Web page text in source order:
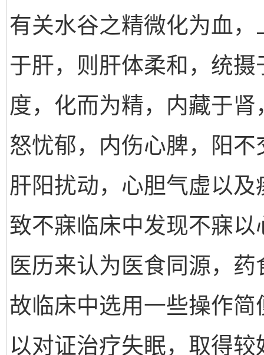
有关水谷之精微化为血
于肝，则肝体柔和，统
度，化而为精，内藏于
怒忧郁，内伤心脾，阳
肝阳扰动，心胆气虚以
致不寐临床中发现不寐
医历来认为医食同源，
故临床中选用一些操作
以对证治疗失眠，取得